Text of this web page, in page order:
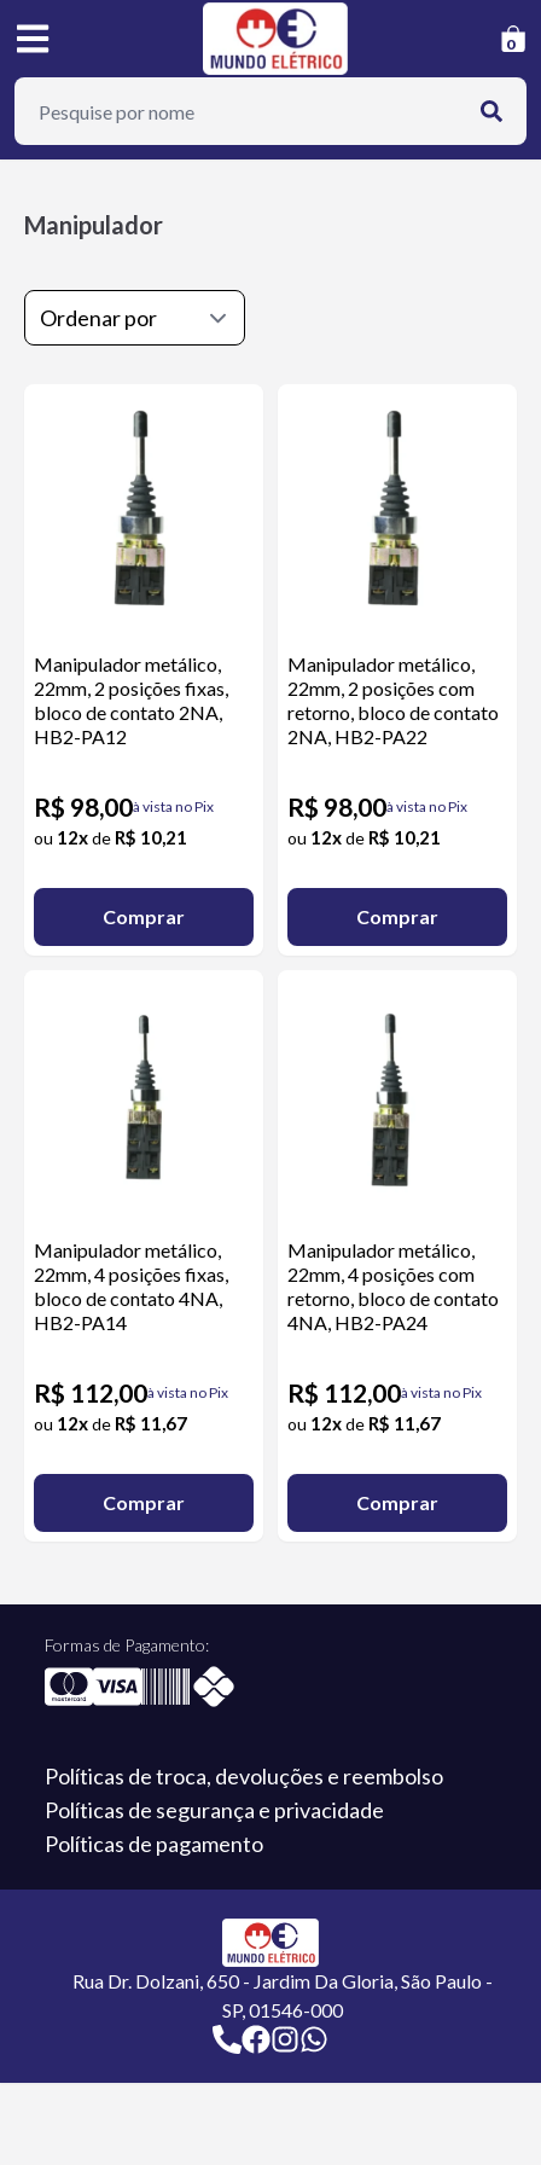
0
Manipulador
Manipulador metálico,
22mm, 2 posições fixas,
bloco de contato 2NA,
HB2-PA12
R$ 98,00à vista no Pix
ou 12xde R$ 10,21
Comprar
Manipulador metálico,
22mm, 2 posições com
retorno, bloco de contato
2NA, HB2-PA22
R$ 98,00à vista no Pix
ou 12xde R$ 10,21
Comprar
Manipulador metálico,
22mm, 4 posições fixas,
bloco de contato 4NA,
HB2-PA14
R$ 112,00à vista no Pix
ou 12xde R$ 11,67
Comprar
Manipulador metálico,
22mm, 4 posições com
retorno, bloco de contato
4NA, HB2-PA24
R$ 112,00à vista no Pix
ou 12xde R$ 11,67
Comprar
Formas de Pagamento:
Políticas de troca, devoluções e reembolso
Políticas de segurança e privacidade
Políticas de pagamento
Rua Dr. Dolzani, 650 - Jardim Da Gloria, São Paulo -
SP, 01546-000